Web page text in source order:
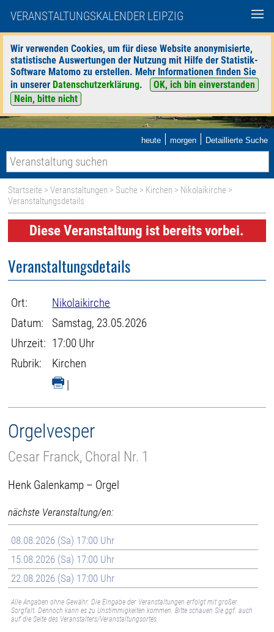
VERANSTALTUNGSKALENDER LEIPZIG
Wir verwenden Cookies, um für diese Website anonymisierte,
statistische Auswertungen der Nutzung mit Hilfe der Statistik-
Software Matomo zu erstellen. Mehr Informationen finden Sie
in unserer Datenschutzerklärung.
OK, ich bin einverstanden
Nein, bitte nicht
heute | morgen | Detaillierte Suche
Startseite >Veranstaltungen > Suche > Kirchen > Nikolaikirche >
Veranstaltungsdetails
Diese Veranstaltung ist bereits vorbei.
Veranstaltungsdetails
Ort:
Nikolaikirche
Datum:
Samstag, 23.05.2026
Uhrzeit: 17:00 Uhr
Rubrik:
Kirchen
|
Orgelvesper
Cesar Franck, Choral Nr. 1
Henk Galenkamp – Orgel
nächste Veranstaltung/en:
08.08.2026 (Sa) 17:00 Uhr
15.08.2026 (Sa) 17:00 Uhr
22.08.2026 (Sa) 17:00 Uhr
Alle Angaben ohne Gewähr. Die Eingabe der Veranstaltungen erfolgt mit großer
Sorgfalt. Dennoch kann es zu Unstimmigkeiten kommen. Bitte schauen Sie ggf. auch
auf die Seite des Veranstalters/Veranstaltungsortes.